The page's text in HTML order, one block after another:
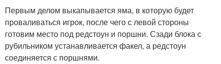
Первым делом выкапывается яма, в которую будет
проваливаться игрок, после чего с левой стороны
готовим место под редстоун и поршни. Сзади блока с
рубильником устанавливается факел, а редстоун
соединяется с поршнями.